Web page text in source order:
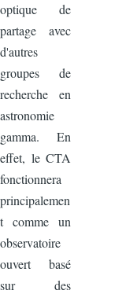
optique de
partage avec
d'autres
groupes de
recherche en
astronomie
gamma. En
effet, le CTA
fonctionnera
principalemen
t comme un
observatoire
ouvert basé
sur des